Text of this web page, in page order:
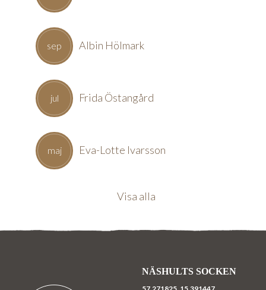
sep Albin Hölmark
jul Frida Östangård
maj Eva-Lotte Ivarsson
Visa alla
NÄSHULTS SOCKEN